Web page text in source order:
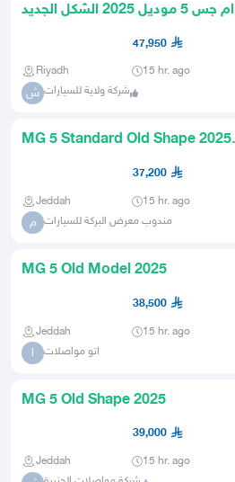
ام جس 5 موديل 2025 الشكل الجديد
47,950
Riyadh 15 hr. ago
ش شركة ولاية للسيارات
MG 5 Standard Old Shape 2025
37,200
Jeddah 15 hr. ago
م مندوب معرض البركة للسيارات
MG 5 Old Model 2025
38,500
Jeddah 15 hr. ago
ا اتو مواصلات
MG 5 Old Shape 2025
39,000
Jeddah 15 hr. ago